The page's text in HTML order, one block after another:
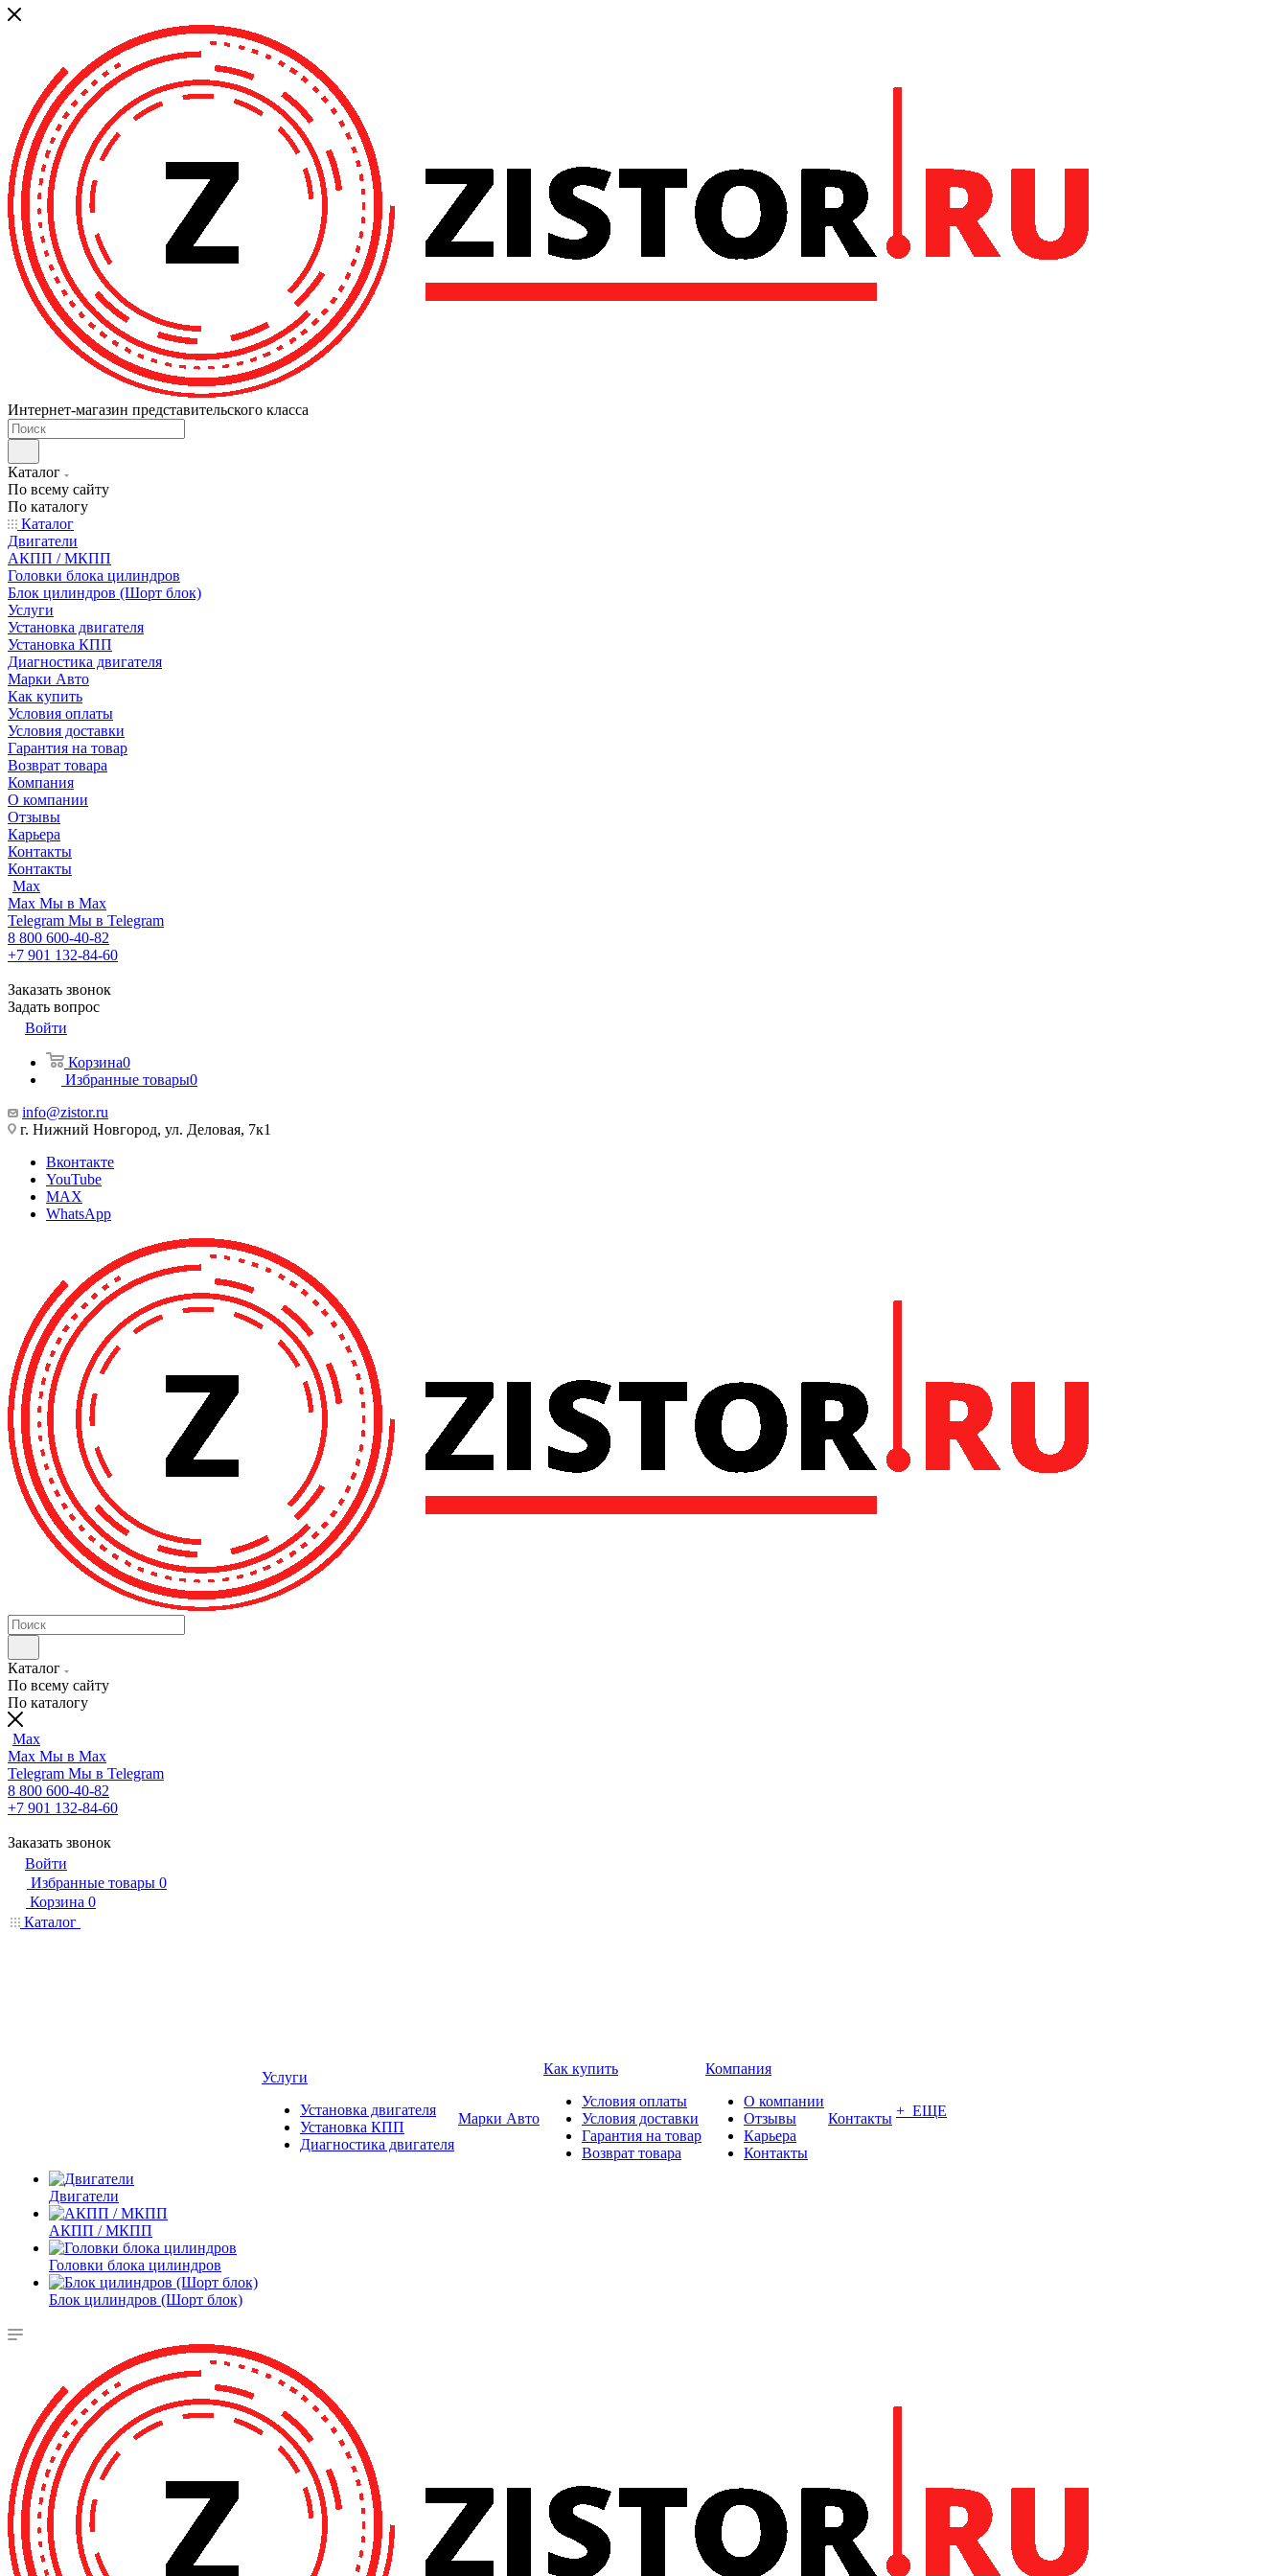
Интернет-магазин представительского класса
Каталог
По всему сайту
По каталогу
Каталог
Двигатели
АКПП / МКПП
Головки блока цилиндров
Блок цилиндров (Шорт блок)
Услуги
Установка двигателя
Установка КПП
Диагностика двигателя
Марки Авто
Как купить
Условия оплаты
Условия доставки
Гарантия на товар
Возврат товара
Компания
О компании
Отзывы
Карьера
Контакты
Контакты
Max
Max Мы в Max
Telegram Мы в Telegram
8 800 600-40-82
+7 901 132-84-60
Заказать звонок
Задать вопрос
Войти
Корзина0
Избранные товары0
info@zistor.ru
г. Нижний Новгород, ул. Деловая, 7к1
Вконтакте
YouTube
MAX
WhatsApp
Каталог
По всему сайту
По каталогу
Max
Max Мы в Max
Telegram Мы в Telegram
8 800 600-40-82
+7 901 132-84-60
Заказать звонок
Войти
Избранные товары 0
Корзина 0
Каталог
Двигатели
АКПП / МКПП
Головки блока цилиндров
Блок цилиндров (Шорт блок)
Услуги
Установка двигателя
Установка КПП
Диагностика двигателя
Марки Авто
Как купить
Условия оплаты
Условия доставки
Гарантия на товар
Возврат товара
Компания
О компании
Отзывы
Карьера
Контакты
Контакты + ЕЩЕ